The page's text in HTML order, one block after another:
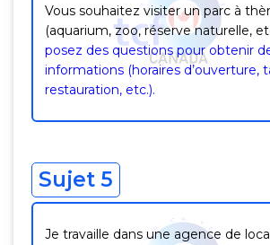
Vous souhaitez visiter un parc à
(aquarium, zoo, réserve naturelle,
posez des questions pour obtenir
informations (horaires d’ouverture,
restauration, etc.).
Sujet 5
Je travaille dans une agence de